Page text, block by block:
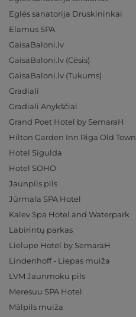
Eglės sanatorija Druskininkai
Elamus SPA
GaisaBaloni.lv
GaisaBaloni.lv (Cēsis)
GaisaBaloni.lv (Tukums)
Gradiali
Gradiali Anykščiai
Grand Poet Hotel by SemaraH
Hilton Garden Inn Riga Old Town
Hotel Sigulda
Hotel SOHO
Jaunpils pils
Jūrmala SPA Hotel
Kalev Spa Hotel and Waterpark
Labirintų parkas
Lielupe Hotel by SemaraH
Lindenhoff - Liepas muiža
LVM Jaunmoku pils
Meresuu SPA Hotel
Mālpils muiža